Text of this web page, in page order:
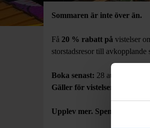
Sommaren är inte över än.
Få 20 % rabatt på vistelser
storstadsresor till avkopplande
Boka senast: 28 augusti 2026
Gäller för vistelser till och
Upplev mer. Spendera